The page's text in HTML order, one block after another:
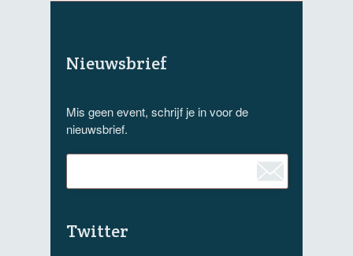
Nieuwsbrief
Mis geen event, schrijf je in voor de
nieuwsbrief.
Twitter